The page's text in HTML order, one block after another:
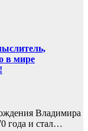
в мире
Владимира
года и стал…